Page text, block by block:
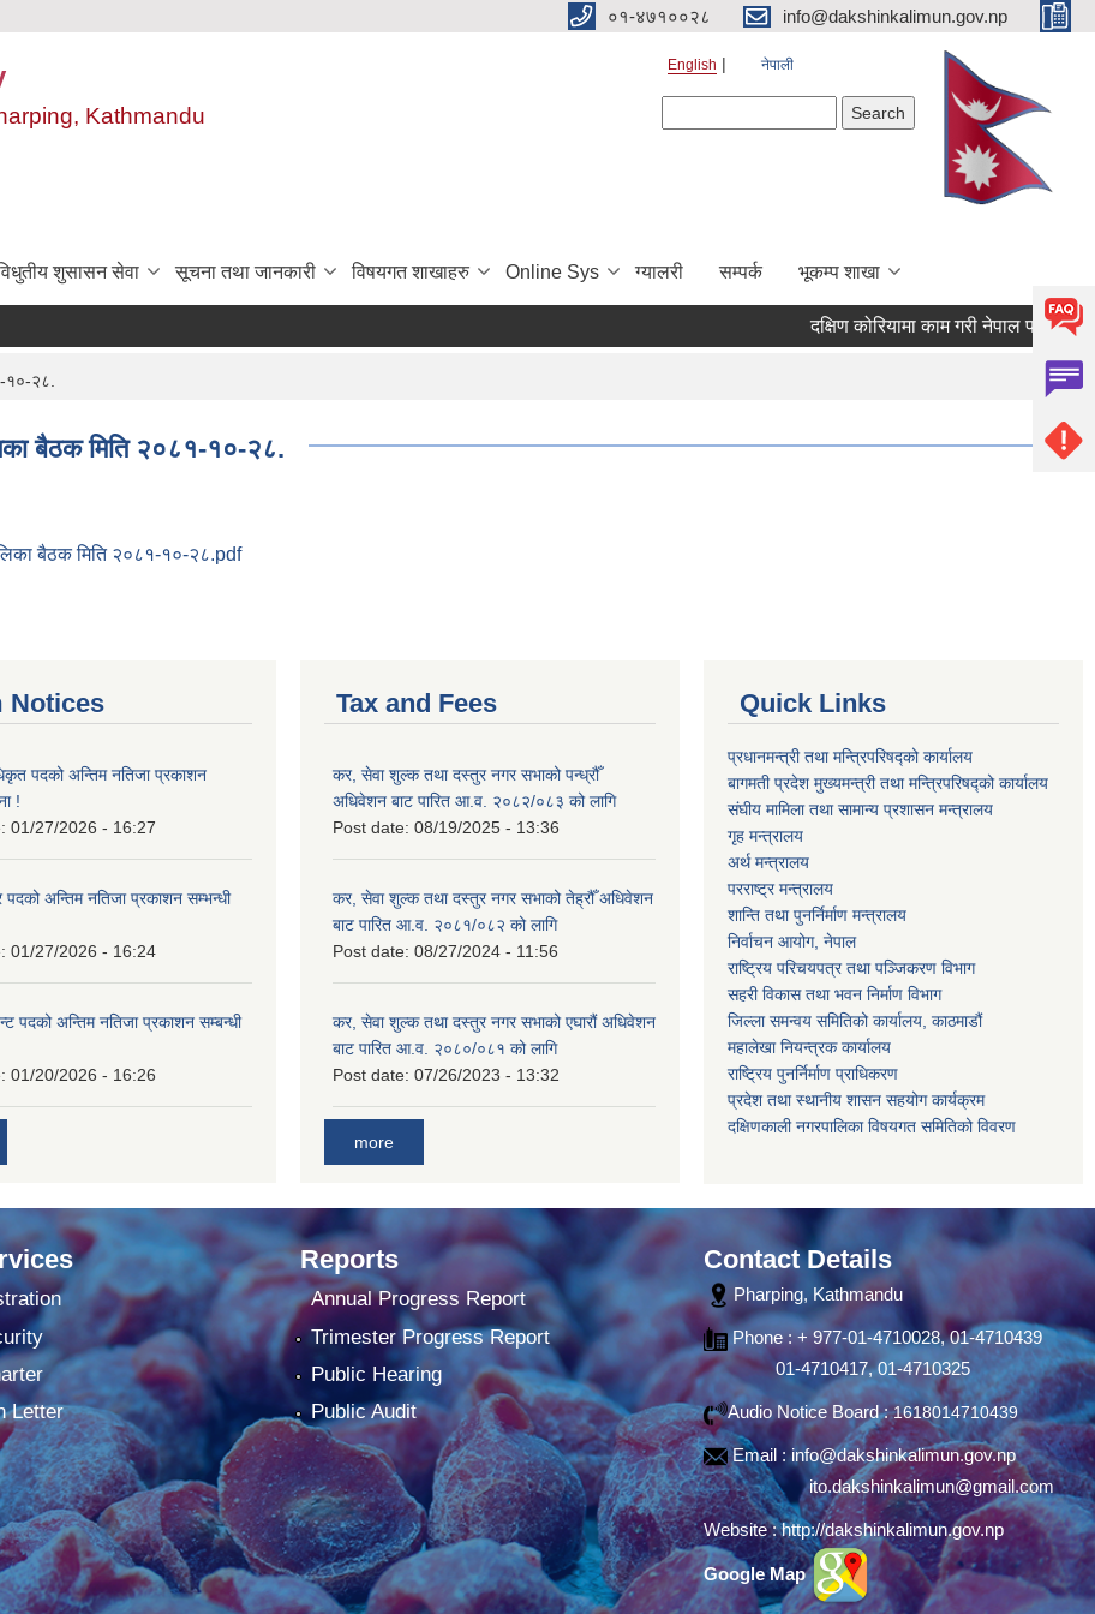
०१-४७१००२८ info@dakshinkalimun.gov.np
Kathmandu
English नेपाली
शुसासन सेवा सूचना तथा जानकारी विषयगत शाखाहरु Online Sys ग्यालरी सम्पर्क भूकम्प शाखा
दक्षिण कोरियामा काम गरी नेपाल
१०-२८.
बैठक मिति २०८१-१०-२८.
बैठक मिति २०८१-१०-२८.pdf
Notices
पदको अन्तिम नतिजा प्रकाशन
!
01/27/2026 - 16:27
पदको अन्तिम नतिजा प्रकाशन सम्भन्धी
01/27/2026 - 16:24
पदको अन्तिम नतिजा प्रकाशन सम्बन्धी
01/20/2026 - 16:26
Tax and Fees
कर, सेवा शुल्क तथा दस्तुर नगर सभाको पन्ध्रौँ
अधिवेशन बाट पारित आ.व. २०८२/०८३ को लागि
Post date: 08/19/2025 - 13:36
कर, सेवा शुल्क तथा दस्तुर नगर सभाको तेह्रौँ अधिवेशन
बाट पारित आ.व. २०८१/०८२ को लागि
Post date: 08/27/2024 - 11:56
कर, सेवा शुल्क तथा दस्तुर नगर सभाको एघारौं अधिवेशन
बाट पारित आ.व. २०८०/०८१ को लागि
Post date: 07/26/2023 - 13:32
more
Quick Links
प्रधानमन्त्री तथा मन्त्रिपरिषद्को कार्यालय
बागमती प्रदेश मुख्यमन्त्री तथा मन्त्रिपरिषद्को कार्यालय
संघीय मामिला तथा सामान्य प्रशासन मन्त्रालय
गृह मन्त्रालय
अर्थ मन्त्रालय
परराष्ट्र मन्त्रालय
शान्ति तथा पुनर्निर्माण मन्त्रालय
निर्वाचन आयोग, नेपाल
राष्ट्रिय परिचयपत्र तथा पञ्जिकरण विभाग
सहरी विकास तथा भवन निर्माण विभाग
जिल्ला समन्वय समितिको कार्यालय, काठमाडौं
महालेखा नियन्त्रक कार्यालय
राष्ट्रिय पुनर्निर्माण प्राधिकरण
प्रदेश तथा स्थानीय शासन सहयोग कार्यक्रम
दक्षिणकाली नगरपालिका विषयगत समितिको विवरण
Letter
Reports
Annual Progress Report
Trimester Progress Report
Public Hearing
Public Audit
Contact Details
Pharping, Kathmandu
Phone : + 977-01-4710028, 01-4710439
01-4710417, 01-4710325
Audio Notice Board :1618014710439
Email :info@dakshinkalimun.gov.np
ito.dakshinkalimun@gmail.com
Website :http://dakshinkalimun.gov.np
Google Map